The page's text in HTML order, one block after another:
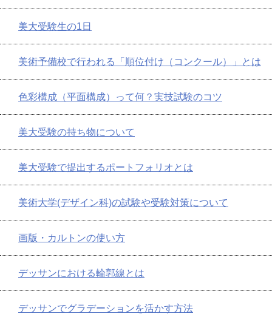
美大受験生の1日
美術予備校で行われる「順位付け（コンクール）」とは
色彩構成（平面構成）って何？実技試験のコツ
美大受験の持ち物について
美大受験で提出するポートフォリオとは
美術大学(デザイン科)の試験や受験対策について
画版・カルトンの使い方
デッサンにおける輪郭線とは
デッサンでグラデーションを活かす方法